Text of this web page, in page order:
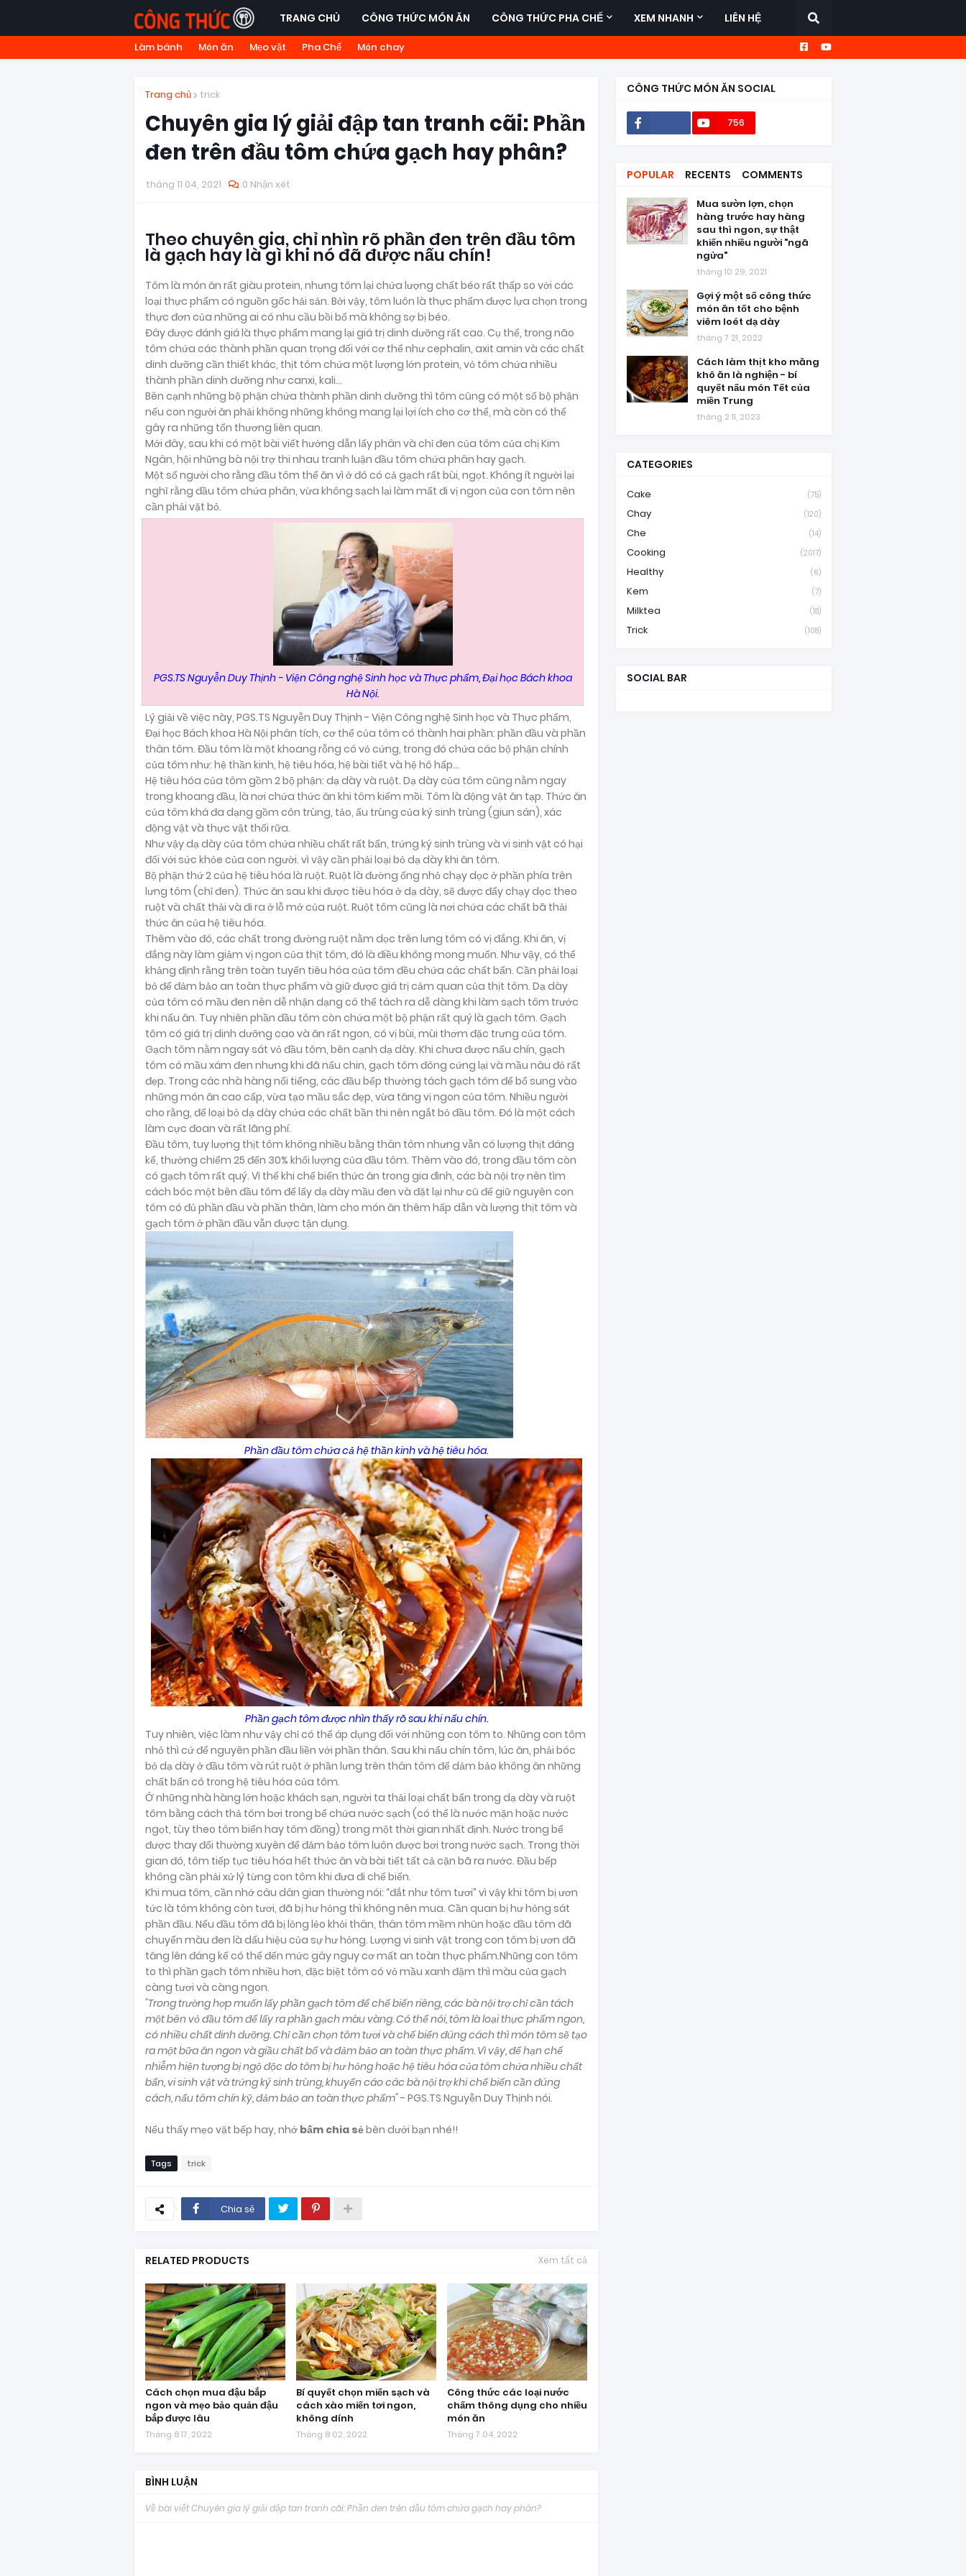
TRANG CHỦ CÔNG THỨC MÓN ĂN CÔNG THỨC PHA CHẾ XEM NHANH LIÊN HỆ
Làm bánh Món ăn Mẹo vặt Pha Chế Món chay
Trang chủ trick
Chuyên gia lý giải đập tan tranh cãi: Phần
đen trên đầu tôm chứa gạch hay phân?
tháng 11 04, 2021 0 Nhận xét
Theo chuyên gia, chỉ nhìn rõ phần đen trên đầu tôm
là gạch hay là gì khi nó đã được nấu chín!
Tôm là món ăn rất giàu protein, nhưng tôm lại chứa lượng chất béo rất thấp so với các
loại thực phẩm có nguồn gốc hải sản. Bởi vậy, tôm luôn là thực phẩm được lựa chọn trong
thực đơn của những ai có nhu cầu bồi bổ mà không sợ bị béo.
Đây được đánh giá là thực phẩm mang lại giá trị dinh dưỡng rất cao. Cụ thể, trong não
tôm chứa các thành phần quan trọng đối với cơ thể như cephalin, axit amin và các chất
dinh dưỡng cần thiết khác, thịt tôm chứa một lượng lớn protein, vỏ tôm chứa nhiều
thành phần dinh dưỡng như canxi, kali…
Bên cạnh những bộ phận chứa thành phần dinh dưỡng thì tôm cũng có một số bộ phận
nếu con người ăn phải không những không mang lại lợi ích cho cơ thể, mà còn có thể
gây ra những tổn thương liên quan.
Mới đây, sau khi có một bài viết hướng dẫn lấy phân và chỉ đen của tôm của chị Kim
Ngân, hội những bà nội trợ thi nhau tranh luận đầu tôm chứa phân hay gạch.
Một số người cho rằng đầu tôm thể ăn vì ở đó có cả gạch rất bùi, ngọt. Không ít người lại
nghĩ rằng đầu tôm chứa phân, vừa không sạch lại làm mất đi vị ngon của con tôm nên
cần phải vặt bỏ.
PGS.TS Nguyễn Duy Thịnh - Viện Công nghệ Sinh học và Thực phẩm, Đại học Bách khoa
Hà Nội.
Lý giải về việc này, PGS.TS Nguyễn Duy Thịnh - Viện Công nghệ Sinh học và Thực phẩm,
Đại học Bách khoa Hà Nội phân tích, cơ thể của tôm có thành hai phần: phần đầu và phần
thân tôm. Đầu tôm là một khoang rỗng có vỏ cứng, trong đó chứa các bộ phận chính
của tôm như: hệ thần kinh, hệ tiêu hóa, hệ bài tiết và hệ hô hấp...
Hệ tiêu hóa của tôm gồm 2 bộ phận: dạ dày và ruột. Dạ dày của tôm cũng nằm ngay
trong khoang đầu, là nơi chứa thức ăn khi tôm kiếm mồi. Tôm là động vật ăn tạp. Thức ăn
của tôm khá đa dạng gồm côn trùng, tảo, ấu trùng của ký sinh trùng (giun sán), xác
động vật và thực vật thối rữa.
Như vậy dạ dày của tôm chứa nhiều chất rất bẩn, trứng ký sinh trùng và vi sinh vật có hại
đối với sức khỏe của con người. vì vậy cần phải loại bỏ dạ dày khi ăn tôm.
Bộ phận thứ 2 của hệ tiêu hóa là ruột. Ruột là đường ống nhỏ chạy dọc ở phần phía trên
lưng tôm (chỉ đen). Thức ăn sau khi được tiêu hóa ở dạ dày, sẽ được đẩy chạy dọc theo
ruột và chất thải và đi ra ở lỗ mở của ruột. Ruột tôm cũng là nơi chứa các chất bã thải
thức ăn của hệ tiêu hóa.
Thêm vào đó, các chất trong đường ruột nằm dọc trên lưng tôm có vị đắng. Khi ăn, vị
đắng này làm giảm vị ngon của thịt tôm, đó là điều không mong muốn. Như vậy, có thể
khảng định rằng trên toàn tuyến tiêu hóa của tôm đều chứa các chất bẩn. Cần phải loại
bỏ để đảm bảo an toàn thực phẩm và giữ được giá trị cảm quan của thịt tôm. Dạ dày
của tôm có mầu đen nên dễ nhận dạng có thể tách ra dễ dàng khi làm sạch tôm trước
khi nấu ăn. Tuy nhiên phần đầu tôm còn chứa một bộ phận rất quý là gạch tôm. Gạch
tôm có giá trị dinh dưỡng cao và ăn rất ngon, có vị bùi, mùi thơm đặc trưng của tôm.
Gạch tôm nằm ngay sát vỏ đầu tôm, bên cạnh dạ dày. Khi chưa được nấu chín, gạch
tôm có mầu xám đen nhưng khi đã nấu chin, gạch tôm đông cứng lại và mầu nâu đỏ rất
đẹp. Trong các nhà hàng nổi tiếng, các đầu bếp thường tách gạch tôm để bổ sung vào
những món ăn cao cấp, vừa tạo mầu sắc đẹp, vừa tăng vị ngon của tôm. Nhiều người
cho rằng, để loại bỏ dạ dày chứa các chất bần thi nên ngắt bỏ đầu tôm. Đó là một cách
làm cực đoan và rất lãng phí.
Đầu tôm, tuy lượng thịt tôm không nhiều bằng thân tôm nhưng vẫn có lượng thịt đáng
kể, thường chiếm 25 đến 30% khối lượng của đầu tôm. Thêm vào đó, trong đầu tôm còn
có gạch tôm rất quý. Vì thế khi chế biến thức ăn trong gia đình, các bà nội trợ nên tìm
cách bóc một bên đầu tôm để lấy dạ dày mầu đen và đặt lại như cũ để giữ nguyên con
tôm có đủ phần đầu và phần thân, làm cho món ăn thêm hấp dẫn và lượng thịt tôm và
gạch tôm ở phần đầu vẫn được tận dụng.
Phần đầu tôm chứa cả hệ thần kinh và hệ tiêu hóa.
Phần gạch tôm được nhìn thấy rõ sau khi nấu chín.
Tuy nhiên, việc làm như vậy chỉ có thể áp dụng đối với những con tôm to. Những con tôm
nhỏ thì cứ để nguyên phần đầu liền với phần thân. Sau khi nấu chín tôm, lúc ăn, phải bóc
bỏ dạ dày ở đầu tôm và rút ruột ở phần lưng trên thân tôm để dảm bảo không ăn những
chất bẩn có trong hệ tiêu hóa của tôm.
Ở những nhà hàng lớn hoặc khách sạn, người ta thải loại chất bẩn trong dạ dày và ruột
tôm bằng cách thả tôm bơi trong bể chứa nước sạch (có thể là nước mặn hoặc nước
ngọt, tùy theo tôm biển hay tôm đồng) trong một thời gian nhất định. Nước trong bể
được thay đổi thường xuyên để đảm bảo tôm luôn được bơi trong nước sạch. Trong thời
gian đó, tôm tiếp tục tiêu hóa hết thức ăn và bài tiết tất cả cặn bã ra nước. Đầu bếp
không cần phải xử lý từng con tôm khi đưa đi chế biến.
Khi mua tôm, cần nhớ câu dân gian thường nói: “đắt như tôm tươi” vì vậy khi tôm bị ươn
tức là tôm không còn tươi, đã bị hư hỏng thì không nên mua. Cần quan bị hư hỏng sát
phần đầu. Nếu đầu tôm đã bị lỏng lẻo khỏi thân, thân tôm mềm nhũn hoặc đầu tôm đã
chuyển màu đen là dấu hiệu của sự hư hỏng. Lượng vi sinh vật trong con tôm bị ươn đã
tăng lên đáng kể có thể đến mức gây nguy cơ mất an toàn thực phẩm.Những con tôm
to thì phần gạch tôm nhiều hơn, đặc biệt tôm có vỏ mầu xanh đậm thì màu của gạch
càng tươi và càng ngon.
"Trong trường hợp muốn lấy phần gạch tôm để chế biến riêng, các bà nội trợ chỉ cần tách
một bên vỏ đầu tôm để lấy ra phần gạch màu vàng. Có thể nói, tôm là loại thực phẩm ngon,
có nhiều chất dinh dưỡng. Chỉ cần chọn tôm tươi và chế biến đúng cách thì món tôm sẽ tạo
ra một bữa ăn ngon và giầu chất bổ và đảm bảo an toàn thực phẩm. Vì vậy, để hạn chế
nhiễm hiện tượng bị ngộ độc do tôm bị hư hỏng hoặc hệ tiêu hóa của tôm chứa nhiều chất
bẩn, vi sinh vật và trứng ký sinh trùng, khuyến cáo các bà nội trợ khi chế biến cần đúng
cách, nấu tôm chín kỹ, đảm bảo an toàn thực phẩm"- PGS.TS Nguyễn Duy Thịnh nói.
Nếu thấy mẹo vặt bếp hay, nhớ bấm chia sẻbên dưới bạn nhé!!
Tags trick
Chia sẻ
RELATED PRODUCTS Xem tất cả
Cách chọn mua đậu bắp
ngon và mẹo bảo quản đậu
bắp được lâu
Tháng 8 17, 2022
Bí quyết chọn miến sạch và
cách xào miến tơi ngon,
không dính
Tháng 8 02, 2022
Công thức các loại nước
chấm thông dụng cho nhiều
món ăn
Tháng 7 04, 2022
BÌNH LUẬN
Về bài viết Chuyên gia lý giải đập tan tranh cãi: Phần đen trên đầu tôm chứa gạch hay phân?
CÔNG THỨC MÓN ĂN SOCIAL
756
POPULAR RECENTS COMMENTS
Mua sườn lợn, chọn
hàng trước hay hàng
sau thì ngon, sự thật
khiến nhiều người "ngã
ngửa"
tháng 10 29, 2021
Gợi ý một số công thức
món ăn tốt cho bệnh
viêm loét dạ dày
tháng 7 21, 2022
Cách làm thịt kho măng
khô ăn là nghiện - bí
quyết nấu món Tết của
miền Trung
tháng 2 11, 2023
CATEGORIES
Cake (75)
Chay (120)
Che (14)
Cooking (2017)
Healthy (6)
Kem (7)
Milktea (18)
Trick (108)
SOCIAL BAR